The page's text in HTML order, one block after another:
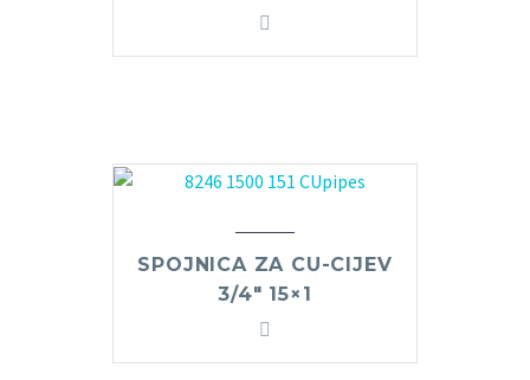
SPOJNICA ZA CU-CIJEV
3/4″ 15×1